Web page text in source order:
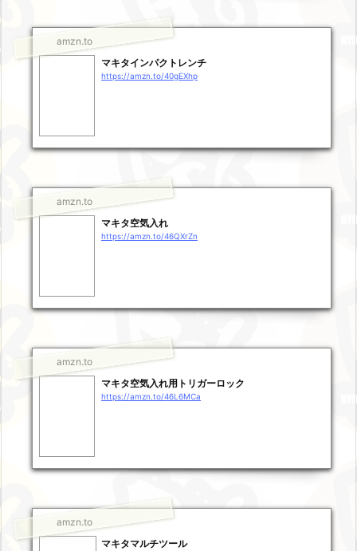
amzn.to
マキタインパクトレンチ
https://amzn.to/40gEXhp
amzn.to
マキタ空気入れ
https://amzn.to/46QXrZn
amzn.to
マキタ空気入れ用トリガーロック
https://amzn.to/46L6MCa
amzn.to
マキタマルチツール